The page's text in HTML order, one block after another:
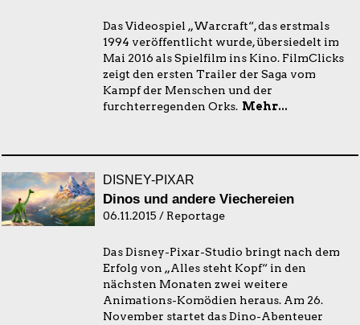
Das Videospiel „Warcraft“, das erstmals
1994 veröffentlicht wurde, übersiedelt im
Mai 2016 als Spielfilm ins Kino. FilmClicks
zeigt den ersten Trailer der Saga vom
Kampf der Menschen und der
furchterregenden Orks. Mehr...
DISNEY-PIXAR
Dinos und andere Viechereien
06.11.2015 / Reportage
Das Disney-Pixar-Studio bringt nach dem
Erfolg von „Alles steht Kopf“ in den
nächsten Monaten zwei weitere
Animations-Komödien heraus. Am 26.
November startet das Dino-Abenteuer